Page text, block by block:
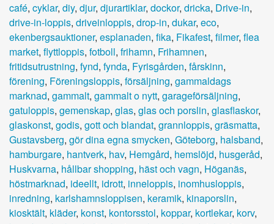
café, cyklar, diy, djur, djurartiklar, dockor, dricka, Drive-in,
drive-in-loppis, driveinloppis, drop-in, dukar, eco,
ekenbergsauktioner, esplanaden, fika, Fikafest, filmer, flea
market, flyttloppis, fotboll, frihamn, Frihamnen,
fritidsutrustning, fynd, fynda, Fyrisgården, fårskinn,
förening, Föreningsloppis, försäljning, gammaldags
marknad, gammalt, gammalt o nytt, garageförsäljning,
gatuloppis, gemenskap, glas, glas och porslin, glasflaskor,
glaskonst, godis, gott och blandat, grannloppis, gräsmatta,
Gustavsberg, gör dina egna smycken, Göteborg, halsband,
hamburgare, hantverk, hav, Hemgård, hemslöjd, husgeråd,
Huskvarna, hållbar shopping, häst och vagn, Höganäs,
höstmarknad, ideellt, idrott, inneloppis, inomhusloppis,
inredning, karlshamnsloppisen, keramik, kinaporslin,
kiosktält, kläder, konst, kontorsstol, koppar, kortlekar, korv,